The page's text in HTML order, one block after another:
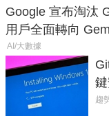
Google 宣布淘汰
用戶全面轉向
AI/大數據
趨